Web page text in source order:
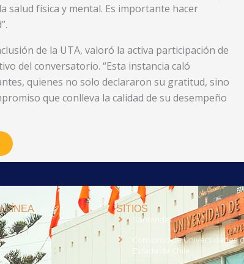
salud física y mental. Es importante hacer
de la UTA, valoró la activa participación de
del conversatorio. “Esta instancia caló
quienes no solo declararon su gratitud, sino
que conlleva la calidad de su desempeño
LÍNEA SITIOS
Santander
Consorcio de Universidades
Estado de Chile